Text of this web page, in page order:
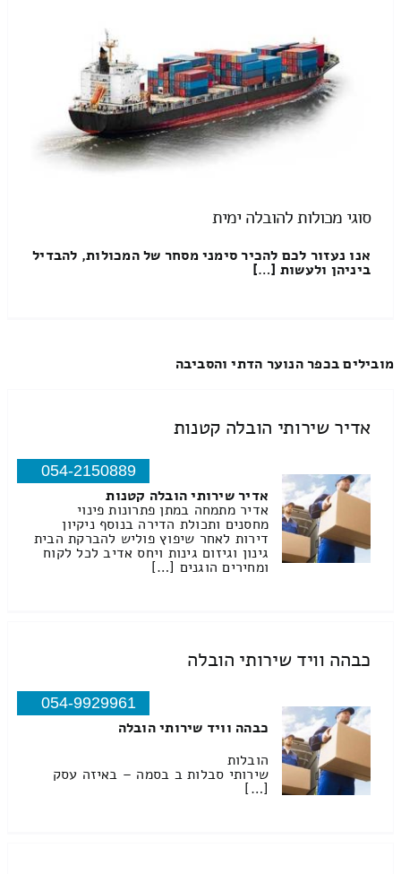
סוגי מכולות להובלה ימית
אנו נעזור לכם להכיר סימני מסחר של המכולות, להבדיל
ביניהן ולעשות […]
מובילים בכפר הנוער הדתי והסביבה
אדיר שירותי הובלה קטנות
054-2150889
אדיר שירותי הובלה קטנות
אדיר מתמחה במתן פתרונות פינוי
מחסנים ותכולת הדירה בנוסף ניקיון
דירות לאחר שיפוץ פוליש להברקת הבית
גינון וגיזום גינות ויחס אדיב לכל לקוח
ומחירים הוגנים […]
כבהה וויד שירותי הובלה
054-9929961
כבהה וויד שירותי הובלה
הובלות
שירותי סבלות ב בסמה – באיזה עסק
[…]